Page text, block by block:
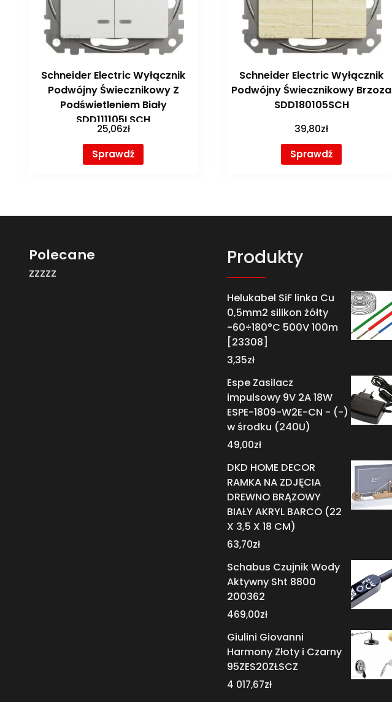
Schneider Electric Wyłącznik
Podwójny Świecznikowy Z
Podświetleniem Biały
SDD111105LSCH
25,06zł
Sprawdź
Schneider Electric Wyłącznik
Podwójny Świecznikowy Brzoza
SDD180105SCH
39,80zł
Sprawdź
Polecane
zzzzz
Produkty
Helukabel SiF linka Cu
0,5mm2 silikon żółty
-60÷180°C 500V 100m
[23308]
3,35zł
Espe Zasilacz
impulsowy 9V 2A 18W
ESPE-1809-W2E-CN - (-)
w środku (240U)
49,00zł
DKD HOME DECOR
RAMKA NA ZDJĘCIA
DREWNO BRĄZOWY
BIAŁY AKRYL BARCO (22
X 3,5 X 18 CM)
63,70zł
Schabus Czujnik Wody
Aktywny Sht 8800
200362
469,00zł
Giulini Giovanni
Harmony Złoty i Czarny
95ZES20ZŁSCZ
4 017,67zł